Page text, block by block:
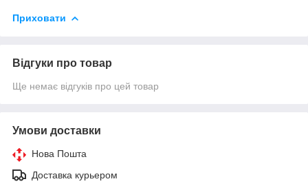
Приховати
Відгуки про товар
Ще немає відгуків про цей товар
Умови доставки
Нова Пошта
Доставка курьером